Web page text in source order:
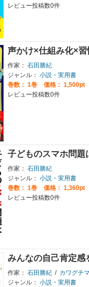
レビュー投稿数0件
声かけ×仕組み化×
作家： 石田勝紀
ジャンル： 小説・実用書
巻数： 1巻
価格： 1,500pt
レビュー投稿数0件
子どものスマホ問題
作家： 石田勝紀
ジャンル： 小説・実用書
巻数： 1巻
価格： 1,360pt
レビュー投稿数0件
みんなの自己肯定感
作家： 石田勝紀 / カワグチ
ジャンル： 小説・実用書